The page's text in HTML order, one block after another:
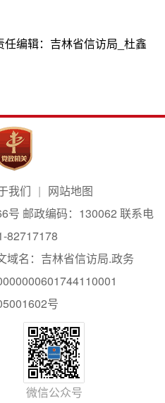
任编辑： 吉林省信访局_杜鑫
我们
网站地图
号 邮政编码：130062 联系电
82717178
域名：吉林省信访局.政务
号
微信公众号